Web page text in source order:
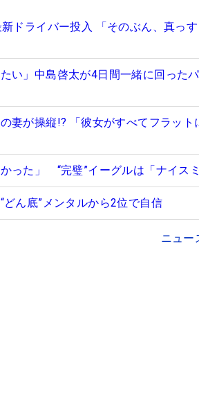
ドライバー投入 「そのぶん、真っ
い」中島啓太が4日間一緒に回った
妻が操縦!? 「彼女がすべてフラット
った」 “完璧”イーグルは「ナイス
ん底”メンタルから2位で自信
ニュー